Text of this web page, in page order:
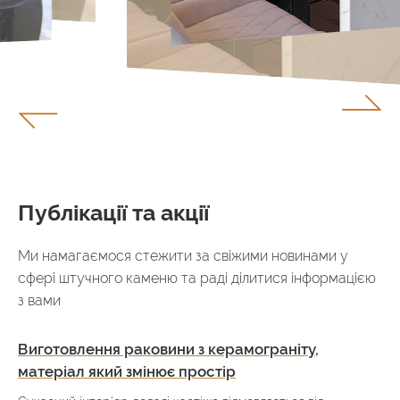
Публікації та акції
Ми намагаємося стежити за свіжими новинами у
сфері штучного каменю та раді ділитися інформацією
з вами
Виготовлення раковини з керамограніту,
матеріал який змінює простір